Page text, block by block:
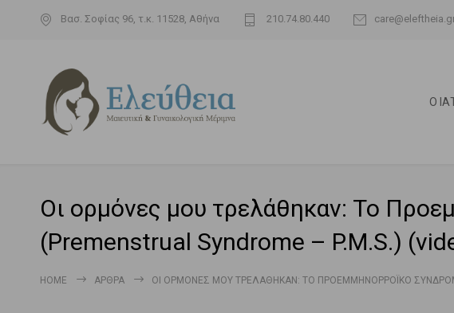
Βασ. Σοφίας 96, τ.κ. 11528, Αθήνα 210.74.80.440
Ο
Οι ορμόνες μου τρελάθηκαν: Το
(Premenstrual Syndrome – P.M.S.)
HOME ΆΡΘΡΑ ΟΙ ΟΡΜΌΝΕΣ ΜΟΥ ΤΡΕΛΆΘΗΚΑΝ: ΤΟ ΠΡΟΕΜΜΗΝΟΡΡΟΪΚΌ ΣΎΝΔΡΟΜΟ